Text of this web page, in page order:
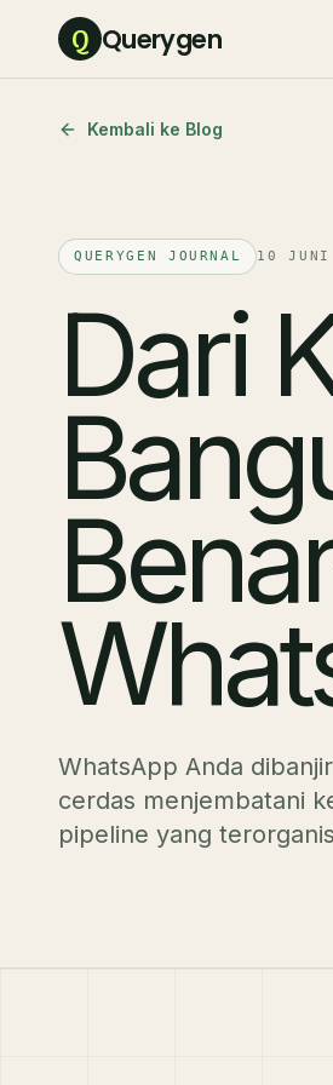
Q Querygen
Kembali ke Blog
QUERYGEN JOURNAL 10
Dari
WhatsApp Anda
cerdas menjembatani
pipeline yang